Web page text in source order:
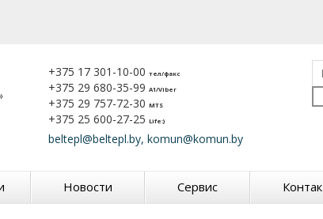
+375 17 301-10-00 тел/факс
+375 29 680-35-99 A1/Viber
+375 29 757-72-30 MTS
+375 25 600-27-25 Life:)
beltepl@beltepl.by, komun@komun.by
Новости Сервис